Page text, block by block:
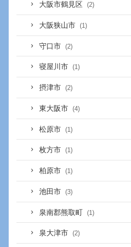
大阪市鶴見区 (2)
大阪狭山市 (1)
守口市 (2)
寝屋川市 (1)
摂津市 (2)
東大阪市 (4)
松原市 (1)
枚方市 (1)
柏原市 (1)
池田市 (3)
泉南郡熊取町 (1)
泉大津市 (2)